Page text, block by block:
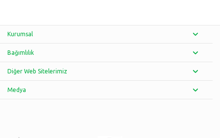
Kurumsal
Bağımlılık
Diğer Web Sitelerimiz
Medya